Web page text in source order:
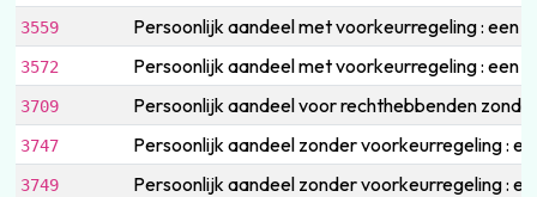
3559 Persoonlijk aandeel met voorkeurregeling : een
3572 Persoonlijk aandeel met voorkeurregeling : een
3709 Persoonlijk aandeel voor rechthebbenden
3747 Persoonlijk aandeel zonder voorkeurregeling :
3749 Persoonlijk aandeel zonder voorkeurregeling :